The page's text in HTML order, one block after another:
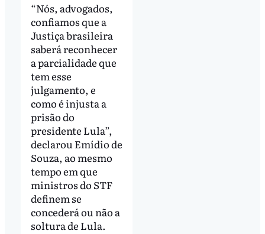
“Nós, advogados,
confiamos que a
Justiça brasileira
saberá reconhecer
a parcialidade que
tem esse
julgamento, e
como é injusta a
prisão do
presidente Lula”,
declarou Emídio de
Souza, ao mesmo
tempo em que
ministros do STF
definem se
concederá ou não a
soltura de Lula.